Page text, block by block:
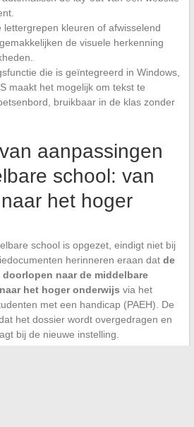
lettergrepen kleuren of afwisselend
de visuele herkenning
die is geïntegreerd in Windows,
maakt het mogelijk om tekst te
bruikbaar in de klas zonder
aanpassingen
school: van
het hoger
school is opgezet, eindigt niet bij
herinneren eraan dat de
naar de middelbare
het hoger onderwijs via het
met een handicap (PAEH). De
het dossier wordt overgedragen en
bij de nieuwe instelling.